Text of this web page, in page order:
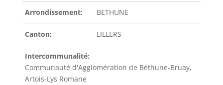
Arrondissement: BETHUNE
Canton: LILLERS
Intercommunalité:
Communauté d'Agglomération de Béthune-Bruay,
Artois-Lys Romane